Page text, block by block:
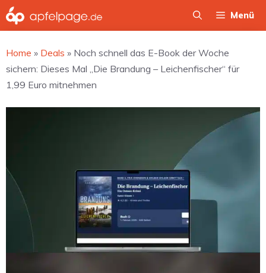
Zum
Inhalt
Menü
Home » Deals » Noch schnell das E-Book der Woche
sichern: Dieses Mal „Die Brandung – Leichenfischer“ für
1,99 Euro mitnehmen